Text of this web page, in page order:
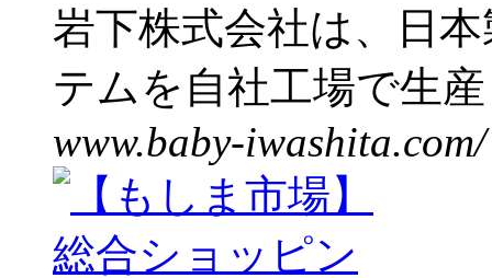
岩下株式会社は、日
テムを自社工場で生
www.baby-iwashita.com/